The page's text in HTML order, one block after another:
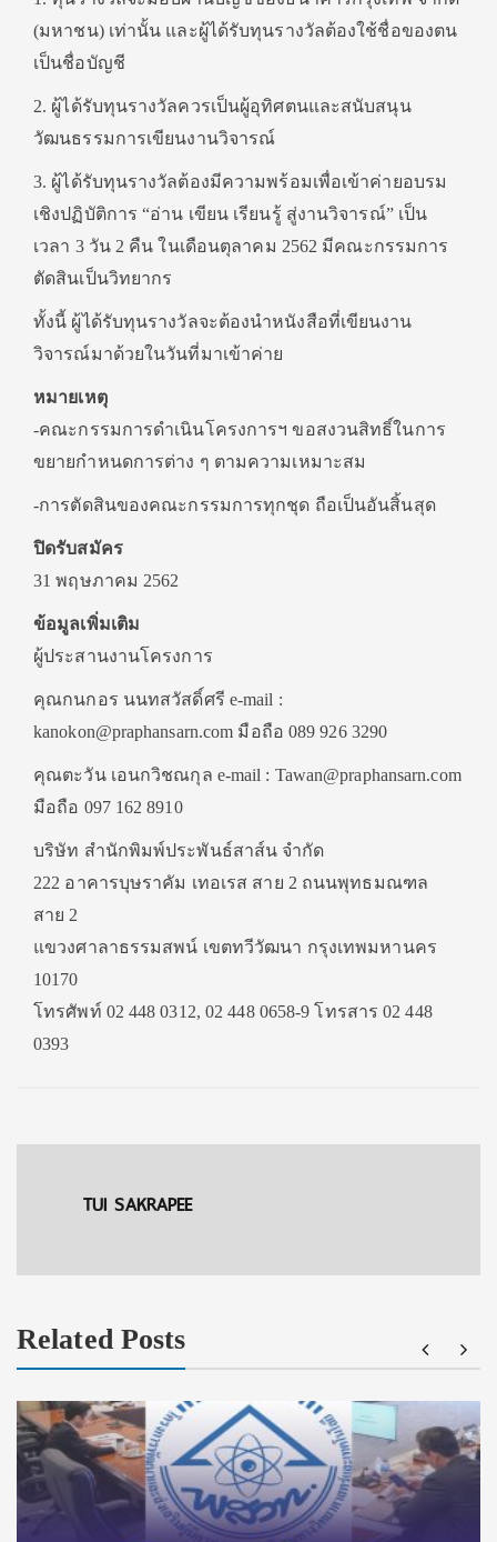
(มหาชน) เท่านั้น และผู้ได้รับทุนรางวัลต้องใช้ชื่อของตน
เป็นชื่อบัญชี
2. ผู้ได้รับทุนรางวัลควรเป็นผู้อุทิศตนและสนับสนุน
วัฒนธรรมการเขียนงานวิจารณ์
3. ผู้ได้รับทุนรางวัลต้องมีความพร้อมเพื่อเข้าค่ายอบรม
เชิงปฏิบัติการ “อ่าน เขียน เรียนรู้ สู่งานวิจารณ์” เป็น
เวลา 3 วัน 2 คืน ในเดือนตุลาคม 2562 มีคณะกรรมการ
ตัดสินเป็นวิทยากร
ทั้งนี้ ผู้ได้รับทุนรางวัลจะต้องนำหนังสือที่เขียนงาน
วิจารณ์มาด้วยในวันที่มาเข้าค่าย
หมายเหตุ
-คณะกรรมการดำเนินโครงการฯ ขอสงวนสิทธิ์ในการ
ขยายกำหนดการต่าง ๆ ตามความเหมาะสม
-การตัดสินของคณะกรรมการทุกชุด ถือเป็นอันสิ้นสุด
ปิดรับสมัคร
31 พฤษภาคม 2562
ข้อมูลเพิ่มเติม
ผู้ประสานงานโครงการ
คุณกนกอร นนทสวัสดิ์ศรี e-mail :
kanokon@praphansarn.com มือถือ 089 926 3290
คุณตะวัน เอนกวิชณกุล e-mail : Tawan@praphansarn.com
มือถือ 097 162 8910
บริษัท สำนักพิมพ์ประพันธ์สาส์น จำกัด
222 อาคารบุษราคัม เทอเรส สาย 2 ถนนพุทธมณฑล
สาย 2
แขวงศาลาธรรมสพน์ เขตทวีวัฒนา กรุงเทพมหานคร
10170
โทรศัพท์ 02 448 0312, 02 448 0658-9 โทรสาร 02 448
0393
TUI SAKRAPEE
Related Posts